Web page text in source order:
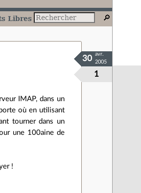
Libres
1
30
avr.
2005
IMAP, dans un
où en utilisant
tourner dans un
une 100aine de
!